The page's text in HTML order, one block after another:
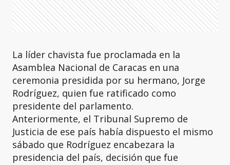
La líder chavista fue proclamada en la
Asamblea Nacional de Caracas en una
ceremonia presidida por su hermano, Jorge
Rodríguez, quien fue ratificado como
presidente del parlamento.
Anteriormente, el Tribunal Supremo de
Justicia de ese país había dispuesto el mismo
sábado que Rodríguez encabezara la
presidencia del país, decisión que fue